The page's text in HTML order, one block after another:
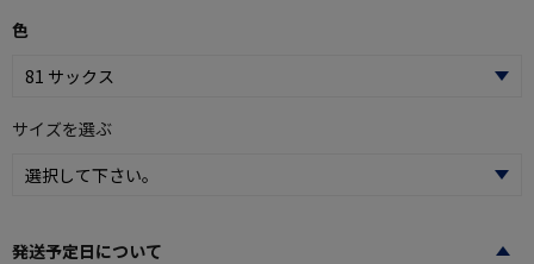
色
サイズを選ぶ
発送予定日について